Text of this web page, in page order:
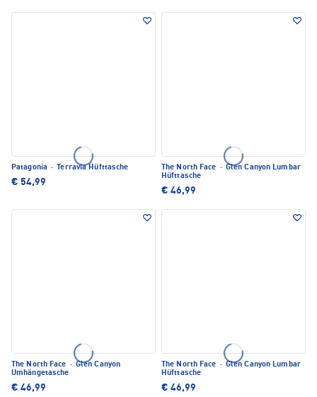
Patagonia · Terravia Hüfttasche
€ 54,99
The North Face · Glen Canyon Lumbar
Hüfttasche
€ 46,99
The North Face · Glen Canyon
Umhängetasche
€ 46,99
The North Face · Glen Canyon Lumbar
Hüfttasche
€ 46,99